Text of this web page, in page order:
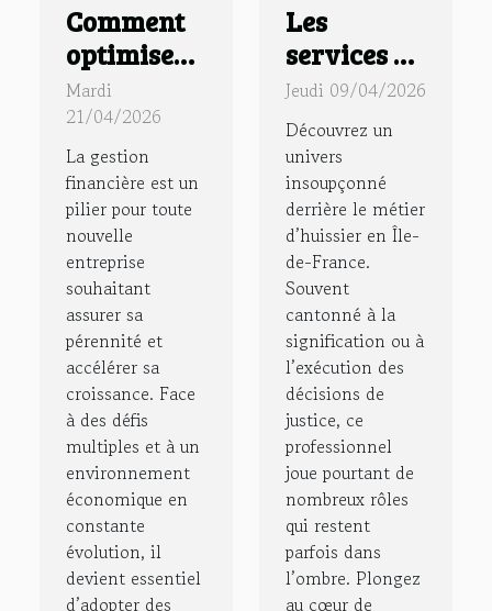
Comment
optimiser
la gestion
financière
d'une
nouvelle
entreprise
?
Mardi
21/04/2026
La gestion
financière est un
pilier pour toute
nouvelle
entreprise
souhaitant
assurer sa
pérennité et
accélérer sa
croissance. Face
à des défis
multiples et à un
environnement
économique en
constante
évolution, il
devient essentiel
d’adopter des
Les
services et
rôles
méconnus
des
huissiers
en Île-de-
France
Jeudi 09/04/2026
Découvrez un
univers
insoupçonné
derrière le métier
d’huissier en Île-
de-France.
Souvent
cantonné à la
signification ou à
l’exécution des
décisions de
justice, ce
professionnel
joue pourtant de
nombreux rôles
qui restent
parfois dans
l’ombre. Plongez
au cœur de